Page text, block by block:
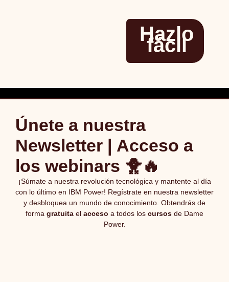
Hazlo
fácil
Únete a nuestra
Newsletter | Acceso a
los webinars 🐥🔥
¡Súmate a nuestra revolución tecnológica y mantente al día
con lo último en IBM Power! Regístrate en nuestra newsletter
y desbloquea un mundo de conocimiento. Obtendrás de
forma gratuita el acceso a todos los cursos de Dame
Power.